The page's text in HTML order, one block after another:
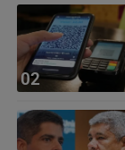
02